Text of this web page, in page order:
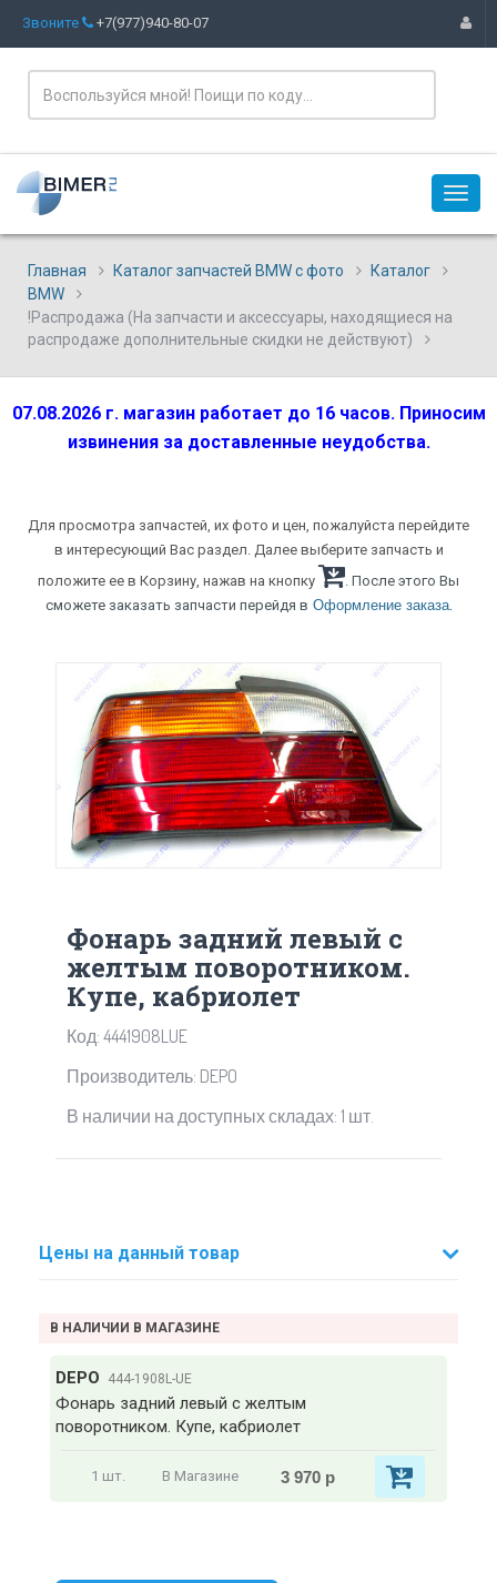
Звоните +7(977)940-80-07
Главная Каталог запчастей BMW с фото
Каталог
BMW
!Распродажа (На запчасти и аксессуары, находящиеся на
распродаже дополнительные скидки не действуют)
07.08.2026 г. магазин работает до 16 часов. Приносим
извинения за доставленные неудобства.
Для просмотра запчастей, их фото и цен, пожалуйста перейдите
в интересующий Вас раздел. Далее выберите запчасть и
положите ее в Корзину, нажав на кнопку
. После этого Вы
сможете заказать запчасти перейдя в Оформление заказа.
Фонарь задний левый с
желтым поворотником.
Купе, кабриолет
Код: 4441908LUE
Производитель: DEPO
В наличии на доступных складах: 1 шт.
Цены на данный товар
В НАЛИЧИИ В МАГАЗИНЕ
DEPO 444-1908L-UE
Фонарь задний левый с желтым
поворотником. Купе, кабриолет
1 шт. В Магазине 3 970 р